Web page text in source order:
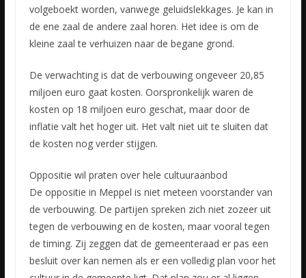
volgeboekt worden, vanwege geluidslekkages. Je kan in
de ene zaal de andere zaal horen. Het idee is om de
kleine zaal te verhuizen naar de begane grond.
De verwachting is dat de verbouwing ongeveer 20,85
miljoen euro gaat kosten. Oorspronkelijk waren de
kosten op 18 miljoen euro geschat, maar door de
inflatie valt het hoger uit. Het valt niet uit te sluiten dat
de kosten nog verder stijgen.
Oppositie wil praten over hele cultuuraanbod
De oppositie in Meppel is niet meteen voorstander van
de verbouwing. De partijen spreken zich niet zozeer uit
tegen de verbouwing en de kosten, maar vooral tegen
de timing. Zij zeggen dat de gemeenteraad er pas een
besluit over kan nemen als er een volledig plan voor het